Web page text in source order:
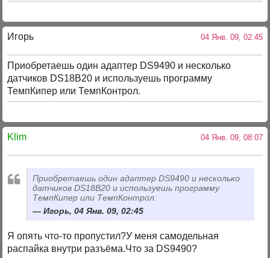
Игорь 04 Янв. 09, 02:45
Приобретаешь один адаптер DS9490 и несколько
датчиков DS18B20 и используешь программу
ТемпКипер или ТемпКонтрол.
Klim 04 Янв. 09, 08:07
Приобретаешь один адаптер DS9490 и несколько
датчиков DS18B20 и используешь программу
ТемпКипер или ТемпКонтрол.
Игорь, 04 Янв. 09, 02:45
Я опять что-то пропустил?У меня самодельная
распайка внутри разъёма.Что за DS9490?